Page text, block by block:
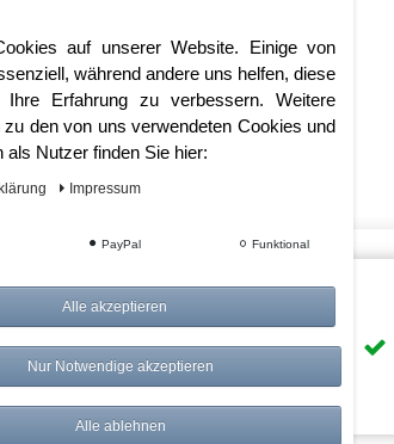
14 Tage Rückgabe
Artikel
auf unserer Website. Einige von
während andere uns helfen, diese
Ihre Erfahrung zu verbessern. Weitere
zu den von uns verwendeten Cookies und
als Nutzer finden Sie hier:
Impressum
PayPal Funktional
Alle akzeptieren
Nur Notwendige akzeptieren
Alle ablehnen